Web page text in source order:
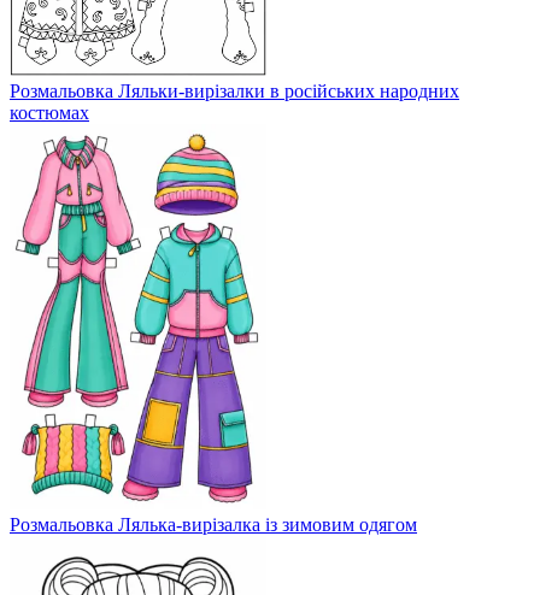
Розмальовка Ляльки-вирізалки в російських народних
костюмах
Розмальовка Лялька-вирізалка із зимовим одягом